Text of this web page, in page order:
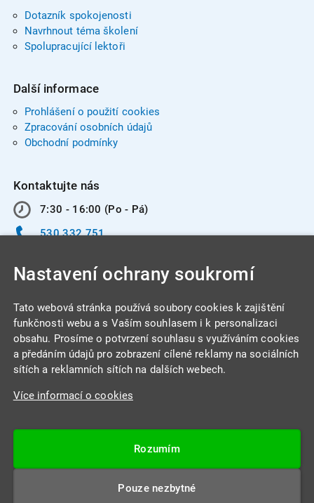
Dotazník spokojenosti
Navrhnout téma školení
Spolupracující lektoři
Další informace
Prohlášení o použití cookies
Zpracování osobních údajů
Obchodní podmínky
Kontaktujte nás
7:30 - 16:00 (Po - Pá)
530 332 751
INTEGRA CENTRUM s.r.o.
Jabloňová 662/7
Datová schránka: 4beca6d
Nastavení ochrany soukromí
Tato webová stránka používá soubory cookies k zajištění
funkčnosti webu a s Vaším souhlasem i k personalizaci
obsahu. Prosíme o potvrzení souhlasu s využíváním cookies
a předáním údajů pro zobrazení cílené reklamy na sociálních
sítích a reklamních sítích na dalších webech.
Více informací o cookies
Rozumím
Pouze nezbytné